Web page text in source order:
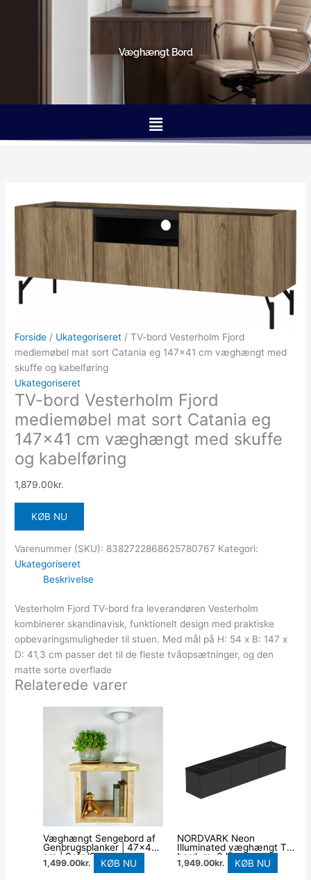
Væghængt Bord
Menu
Forside / Ukategoriseret / TV-bord Vesterholm Fjord
mediemøbel mat sort Catania eg 147×41 cm væghængt med
skuffe og kabelføring
Ukategoriseret
TV-bord Vesterholm Fjord
mediemøbel mat sort Catania eg
147×41 cm væghængt med skuffe
og kabelføring
1,879.00kr.
KØB NU
Varenummer (SKU): 8382722868625780767 Kategori:
Ukategoriseret
Beskrivelse
Vesterholm Fjord TV-bord fra leverandøren Vesterholm
kombinerer skandinavisk, funktionelt design med praktiske
opbevaringsmuligheder til stuen. Med mål på H: 54 x B: 147 x
D: 41,3 cm passer det til de fleste tvâopsætninger, og den
matte sorte overflade
Relaterede varer
Væghængt Sengebord af
Genbrugsplanker | 47×40
cm | Sofa/Side Bord
1,499.00kr. KØB NU
NORDVÄRK Neon
Illuminated væghængt TV-
bord, m. 3 låger –
antracitgrå melamin
1,949.00kr. KØB NU